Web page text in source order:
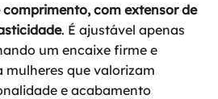
comprimento, com extensor de
. É ajustável apenas
um encaixe firme e
mulheres que valorizam
e acabamento